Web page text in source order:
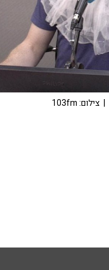
| צילום: 103fm